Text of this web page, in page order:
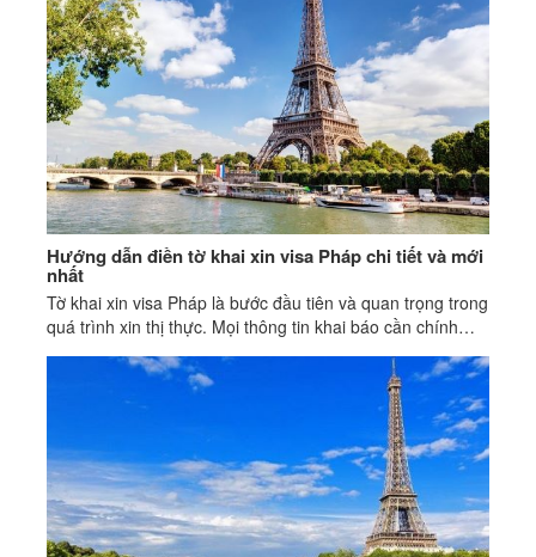
Hướng dẫn điền tờ khai xin visa Pháp chi tiết và mới
nhất
Tờ khai xin visa Pháp là bước đầu tiên và quan trọng trong
quá trình xin thị thực. Mọi thông tin khai báo cần chính